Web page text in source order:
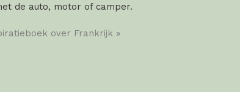
de auto, motor of camper.
over Frankrijk »